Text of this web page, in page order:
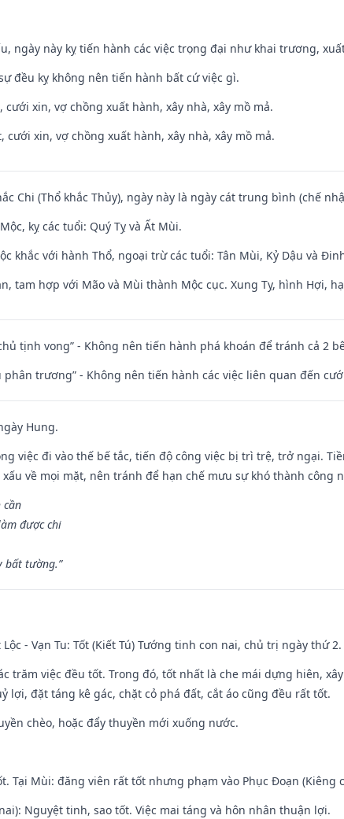
ngày này kỵ tiến hành các việc trọng đại như khai trương,
đều kỵ không nên tiến hành bất cứ việc gì.
cưới xin, vợ chồng xuất hành, xây nhà, xây mồ mả.
cưới xin, vợ chồng xuất hành, xây nhà, xây mồ mả.
Chi (Thổ khắc Thủy), ngày này là ngày cát trung bình (chế
kỵ các tuổi: Quý Tỵ và Ất Mùi.
khắc với hành Thổ, ngoại trừ các tuổi: Tân Mùi, Kỷ Dậu và
tam hợp với Mão và Mùi thành Mộc cục. Xung Tỵ, hình Hợi,
tịnh vong” - Không nên tiến hành phá khoán để tránh cả 2
phân trương” - Không nên tiến hành các việc liên quan đến
Hung.
việc đi vào thế bế tắc, tiến độ công việc bị trì trệ, trở ngại.
về mọi mặt, nên tránh để hạn chế mưu sự khó thành công
cần
được chi
bất tường.”
- Vạn Tu: Tốt (Kiết Tú) Tướng tinh con nai, chủ trị ngày thứ 2.
trăm việc đều tốt. Trong đó, tốt nhất là che mái dựng hiên,
lợi, đặt táng kê gác, chặt cỏ phá đất, cắt áo cũng đều rất tốt.
chèo, hoặc đẩy thuyền mới xuống nước.
Tại Mùi: đăng viên rất tốt nhưng phạm vào Phục Đoạn (Kiêng
Nguyệt tinh, sao tốt. Việc mai táng và hôn nhân thuận lợi.